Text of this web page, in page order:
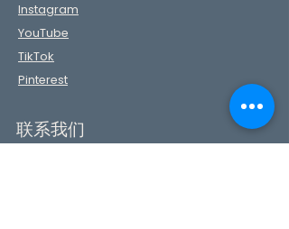
Instagram
YouTube
TikTok
Pinterest
联系我们